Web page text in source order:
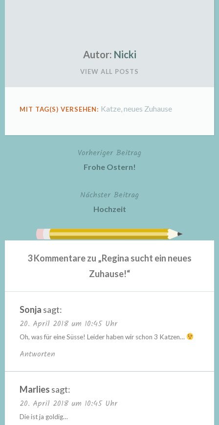
Autor: Nicki
VIEW ALL POSTS
MIT TAG(S) VERSEHEN: Katze,neues Zuhause
BeitragsnavigationVorheriger Beitrag
Frohe Ostern!
Nächster Beitrag
Hochzeit
3 Kommentare zu „Regina sucht ein neues
Zuhause!“
Sonja sagt:
20. April 2018 um 10:45 Uhr
Oh, was für eine Süsse! Leider haben wir schon 3 Katzen…
Antworten
Marlies sagt:
20. April 2018 um 10:45 Uhr
Die ist ja goldig…